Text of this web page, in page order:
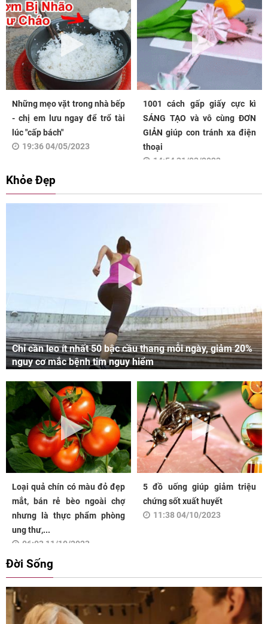
Những mẹo vặt trong nhà bếp
- chị em lưu ngay để trổ tài
lúc "cấp bách"
19:36 04/05/2023
1001 cách gấp giấy cực kì
SÁNG TẠO và vô cùng ĐƠN
GIẢN giúp con tránh xa điện
thoại
14:54 31/03/2023
Khỏe Đẹp
Chỉ cần leo ít nhất 50 bậc cầu thang mỗi ngày, giảm 20%
nguy cơ mắc bệnh tim nguy hiểm
Loại quả chín có màu đỏ đẹp
mắt, bán rẻ bèo ngoài chợ
nhưng là thực phẩm phòng
ung thư,...
06:03 11/10/2023
5 đồ uống giúp giảm triệu
chứng sốt xuất huyết
11:38 04/10/2023
Đời Sống